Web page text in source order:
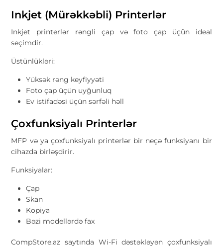
Inkjet (Mürəkkəbli) Printerlər
Inkjet printerlər rəngli çap və foto çap üçün ideal
seçimdir.
Üstünlükləri:
Yüksək rəng keyfiyyəti
Foto çap üçün uyğunluq
Ev istifadəsi üçün sərfəli həll
Çoxfunksiyalı Printerlər
MFP və ya çoxfunksiyalı printerlər bir neçə funksiyanı bir
cihazda birləşdirir.
Funksiyalar:
Çap
Skan
Kopiya
Bəzi modellərdə fax
CompStore.az saytında Wi-Fi dəstəkləyən çoxfunksiyalı